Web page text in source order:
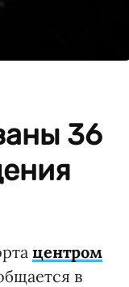
36
центром
в